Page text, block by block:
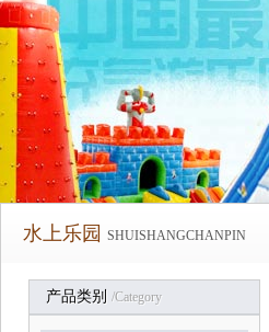
水上乐园 SHUISHANGCHANPIN
产品类别 /category